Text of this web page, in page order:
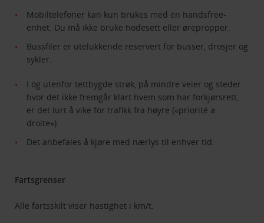
Mobiltelefoner kan kun brukes med en handsfree-
enhet. Du må ikke bruke hodesett eller ørepropper.
Bussfiler er utelukkende reservert for busser, drosjer og
sykler.
I og utenfor tettbygde strøk, på mindre veier og steder
hvor det ikke fremgår klart hvem som har forkjørsrett,
er det lurt å vike for trafikk fra høyre («priorité a
droite»).
Det anbefales å kjøre med nærlys til enhver tid.
Fartsgrenser
Alle fartsskilt viser hastighet i km/t.